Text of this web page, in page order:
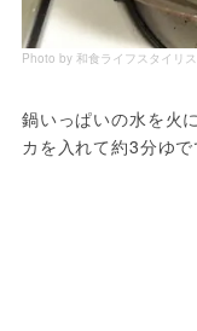
Photo by 和食ライフスタイリ
鍋いっぱいの水を火
カを入れて約3分ゆで